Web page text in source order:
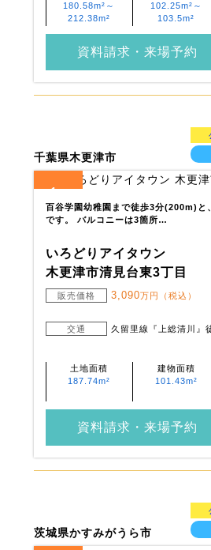
180.58m²～
212.38m²
102.25m²～
103.5m²
資料請求・来場予約
千葉県木更津市
1
百谷学園幼稚園まで徒歩3分(200m)と
です。 バルコニーは3箇所…
いろどりアイタウン
木更津市清見台東3丁目
販売価格 3,090万円（税込）
交通 久留里線『上総清川』
土地面積
187.74m²
建物面積
101.43m²
資料請求・来場予約
茨城県かすみがうら市